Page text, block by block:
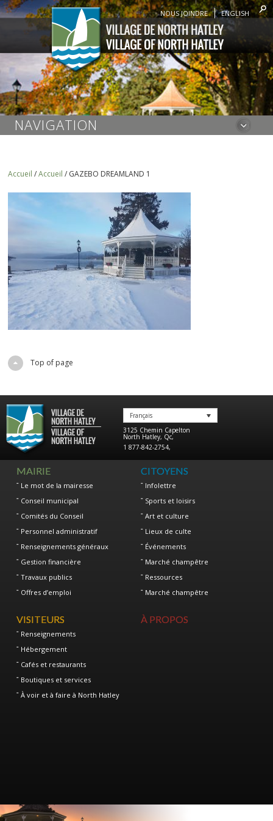
NOUS JOINDRE ENGLISH
NAVIGATION
Accueil /Accueil / GAZEBO DREAMLAND 1
Top of page
Français
3125 Chemin Capelton
North Hatley, Qc,
1 877-842-2754,
MAIRIE
Le mot de la mairesse
Conseil municipal
Comités du Conseil
Personnel administratif
Renseignements généraux
Gestion financière
Travaux publics
Offres d’emploi
CITOYENS
Infolettre
Sports et loisirs
Art et culture
Lieux de culte
Événements
Marché champêtre
Ressources
Marché champêtre
VISITEURS
Renseignements
Hébergement
Cafés et restaurants
Boutiques et services
À voir et à faire à North Hatley
À PROPOS